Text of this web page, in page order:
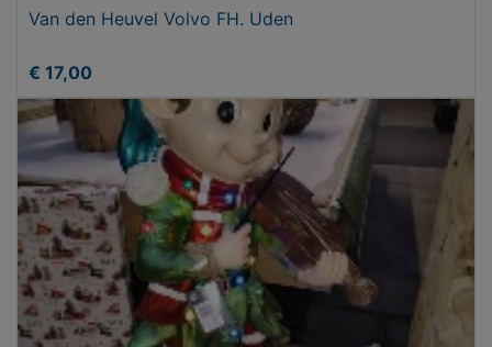
Van den Heuvel Volvo FH. Uden
€ 17,00